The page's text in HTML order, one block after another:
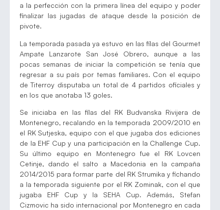
a la perfección con la primera línea del equipo y poder
finalizar las jugadas de ataque desde la posición de
pivote.
La temporada pasada ya estuvo en las filas del Gourmet
Ampate Lanzarote San José Obrero, aunque a las
pocas semanas de iniciar la competición se tenía que
regresar a su país por temas familiares. Con el equipo
de Titerroy disputaba un total de 4 partidos oficiales y
en los que anotaba 13 goles.
Se iniciaba en las filas del RK Budvanska Rivijera de
Montenegro, recalando en la temporada 2009/2010 en
el RK Sutjeska, equipo con el que jugaba dos ediciones
de la EHF Cup y una participación en la Challenge Cup.
Su último equipo en Montenegro fue el RK Lovcen
Cetinje, dando el salto a Macedonia en la campaña
2014/2015 para formar parte del RK Strumika y fichando
a la temporada siguiente por el RK Zominak, con el que
jugaba EHF Cup y la SEHA Cup. Además, Stefan
Cizmovic ha sido internacional por Montenegro en cada